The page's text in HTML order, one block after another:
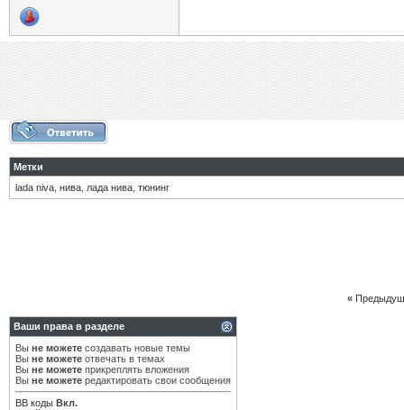
Метки
lada niva нива лада нива тюнинг
«
Ваши права в разделе
Вы не можете создавать новые темы
Вы не можете отвечать в темах
Вы не можете прикреплять вложения
Вы не можете редактировать свои сообщения
BB коды Вкл.